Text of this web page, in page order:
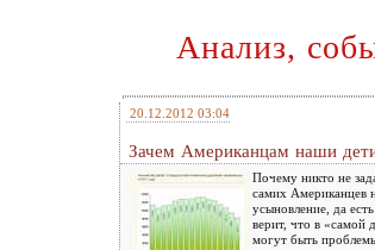
Анализ,
20.12.2012 03:04
Зачем Американцам наши
Почему никто не
самих Американцев
усыновление, да
верит, что в «самой
могут быть